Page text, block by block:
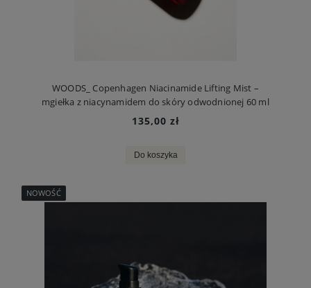
WOODS_ Copenhagen Niacinamide Lifting Mist –
mgiełka z niacynamidem do skóry odwodnionej 60 ml
135,00 zł
Do koszyka
NOWOŚĆ